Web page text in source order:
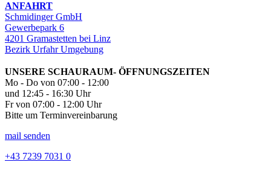
ANFAHRT
Schmidinger GmbH
Gewerbepark 6
4201 Gramastetten bei Linz
Bezirk Urfahr Umgebung
UNSERE SCHAURAUM- ÖFFNUNGSZEITEN
Mo - Do von 07:00 - 12:00
und 12:45 - 16:30 Uhr
Fr von 07:00 - 12:00 Uhr
Bitte um Terminvereinbarung
mail senden
+43 7239 7031 0